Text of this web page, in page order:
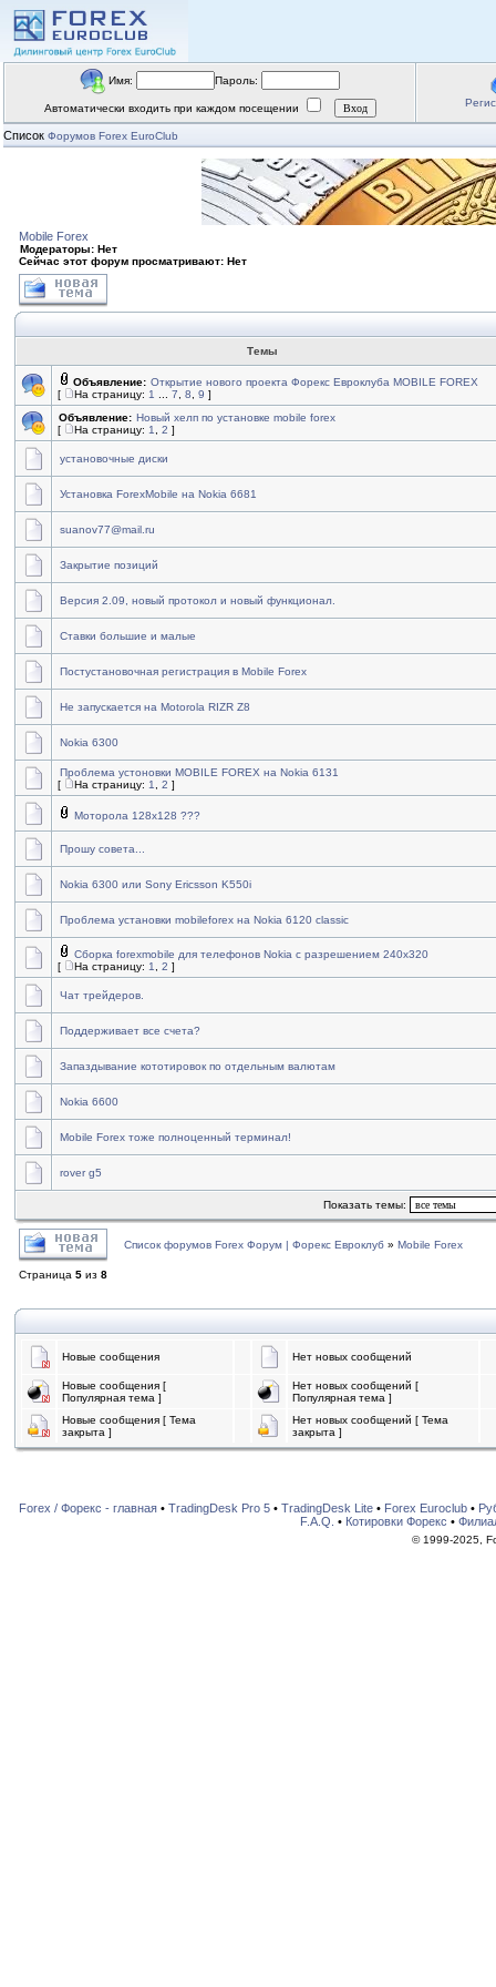
Имя: Пароль:
Автоматически входить при каждом посещении
Список Форумов Forex EuroClub
Mobile Forex
Модераторы: Нет
Сейчас этот форум просматривают: Нет
Темы
Объявление: Открытие нового проекта Форекс Евроклуба MOBILE FOREX
[
На страницу: 1 7 8 9 ]
Объявление: Новый хелп по установке mobile forex
[
На страницу: 1 2 ]
установочные диски
Установка ForexMobile на Nokia 6681
suanov77@mail.ru
Закрытие позиций
Версия 2.09, новый протокол и новый функционал.
Ставки большие и малые
Постустановочная регистрация в Mobile Forex
Не запускается на Motorola RIZR Z8
Nokia 6300
Проблема устоновки MOBILE FOREX на Nokia 6131
[
На страницу: 1 2 ]
Моторола 128х128 ???
Прошу совета...
Nokia 6300 или Sony Ericsson K550i
Проблема установки mobileforex на Nokia 6120 classic
Сборка forexmobile для телефонов Nokia с разрешением 240x320
[
На страницу: 1 2 ]
Чат трейдеров.
Поддерживает все счета?
Запаздывание кототировок по отдельным валютам
Nokia 6600
Mobile Forex тоже полноценный терминал!
rover g5
Показать темы:
Список форумов Forex Форум | Форекс Евроклуб » Mobile Forex
Страница 5 из 8
Новые сообщения Нет новых сообщений
Новые сообщения [
Популярная тема ]
Нет новых сообщений [
Популярная тема ]
Новые сообщения [ Тема
закрыта ]
Нет новых сообщений [ Тема
закрыта ]
Forex / Форекс - главная• TradingDesk Pro 5• TradingDesk Lite• Forex Euroclub•
F.A.Q. • Котировки Форекс •
© 1999-2025,